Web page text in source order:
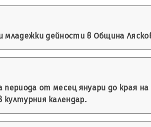
дейности в Община
периода от месец януари до края
календар.